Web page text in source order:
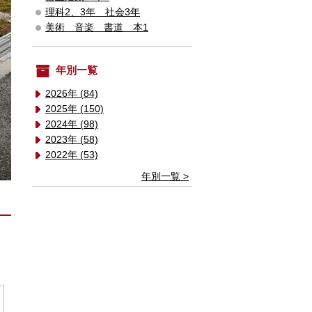
理科2、3年 社会3年
美術 音楽 書道 本1
年別一覧
2026年 (84)
2025年 (150)
2024年 (98)
2023年 (58)
2022年 (53)
年別一覧 >